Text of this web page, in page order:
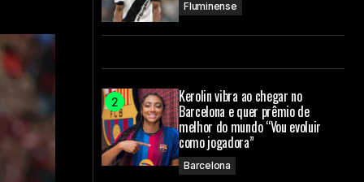
Fluminense
Kerolin vibra ao chegar no
Barcelona e quer prêmio de
melhor do mundo “Vou evoluir
como jogadora”
Barcelona